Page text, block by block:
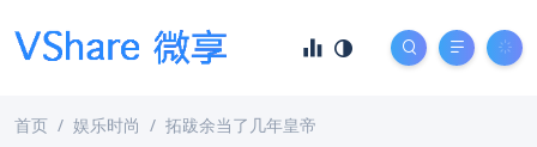
首页 娱乐时尚 拓跋余当了几年皇帝